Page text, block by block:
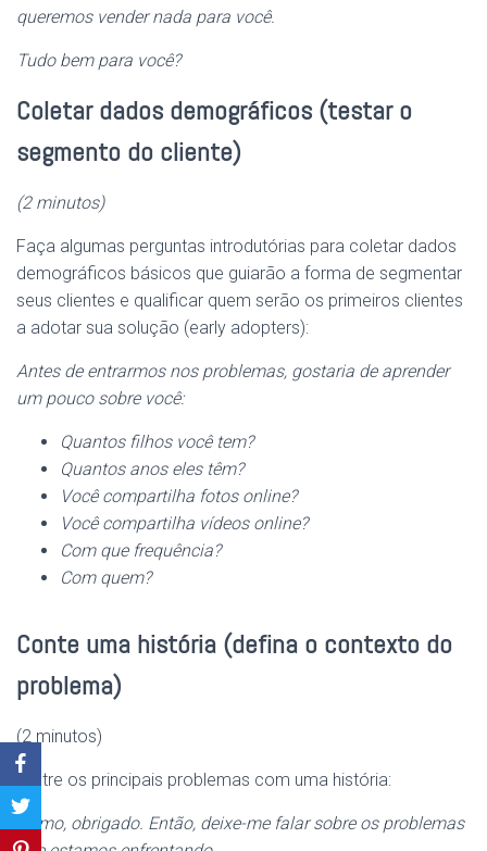
queremos vender nada para você.
Tudo bem para você?
Coletar dados demográficos (testar o
segmento do cliente)
(2 minutos)
Faça algumas perguntas introdutórias para coletar dados
demográficos básicos que guiarão a forma de segmentar
seus clientes e qualificar quem serão os primeiros clientes
a adotar sua solução (early adopters):
Antes de entrarmos nos problemas, gostaria de aprender
um pouco sobre você:
Quantos filhos você tem?
Quantos anos eles têm?
Você compartilha fotos online?
Você compartilha vídeos online?
Com que frequência?
Com quem?
Conte uma história (defina o contexto do
problema)
(2 minutos)
Ilustre os principais problemas com uma história:
Ótimo, obrigado. Então, deixe-me falar sobre os problemas